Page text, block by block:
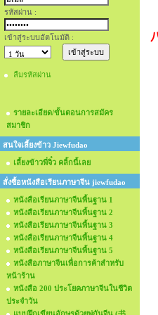
รหัสผ่าน :
เข้าสู่ระบบอัตโนมัติ :
ลืมรหัสผ่าน
รายละเอียด/ขั้นตอนการสมัคร
สมาชิก
สนใจเลี้ยงข้าว Jiewfudao
เลี้ยงข้าวพี่จิ๋ว คลิ้กนี้เลย
สั่งซื้อหนังสือเรียนภาษาจีน jiewfudao
หนังสือเรียนภาษาจีนพื้นฐาน 1
หนังสือเรียนภาษาจีนพื้นฐาน 2
หนังสือเรียนภาษาจีนพื้นฐาน 3
หนังสือเรียนภาษาจีนพื้นฐาน 4
หนังสือเรียนภาษาจีนพื้นฐาน 5
หนังสือภาษาจีนเพื่อการค้าสำหรับ
หน้าร้าน
หนังสือ 200 ประโยคภาษาจีนในชีวิต
ประจำวัน